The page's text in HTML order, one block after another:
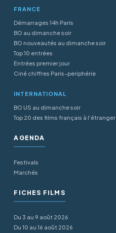
FRANCE
Démarrages 14h Paris
BO au dimanche soir
BO nouveautés au dimanche soir
Top 10 entrées
Entrées premier jour
Ciné chiffres Paris-periphérie
INTERNATIONAL
BO US au dimanche soir
Top 20 des films français à l’étranger
AGENDA
Festivals
Marchés
FICHES FILMS
Du 3 au 9 août 2026
Du 10 au 16 août 2026